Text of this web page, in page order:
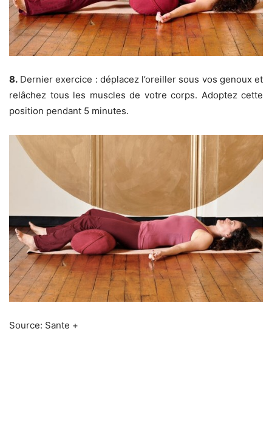
8. Dernier exercice : déplacez l’oreiller sous vos genoux et
relâchez tous les muscles de votre corps. Adoptez cette
position pendant 5 minutes.
Source: Sante +